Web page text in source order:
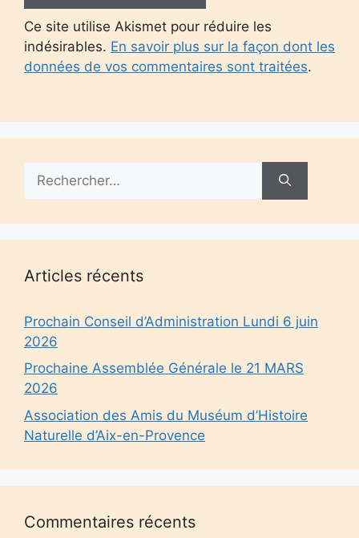
Ce site utilise Akismet pour réduire les
indésirables. En savoir plus sur la façon dont les
données de vos commentaires sont traitées.
Articles récents
Prochain Conseil d’Administration Lundi 6 juin
2026
Prochaine Assemblée Générale le 21 MARS
2026
Association des Amis du Muséum d’Histoire
Naturelle d’Aix-en-Provence
Commentaires récents